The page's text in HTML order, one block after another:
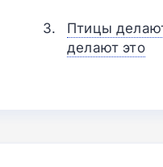
Птицы
делают это